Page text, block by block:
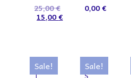
25,00€
15,00€
0,00€
Sale!
Taller
Sale!
Sin